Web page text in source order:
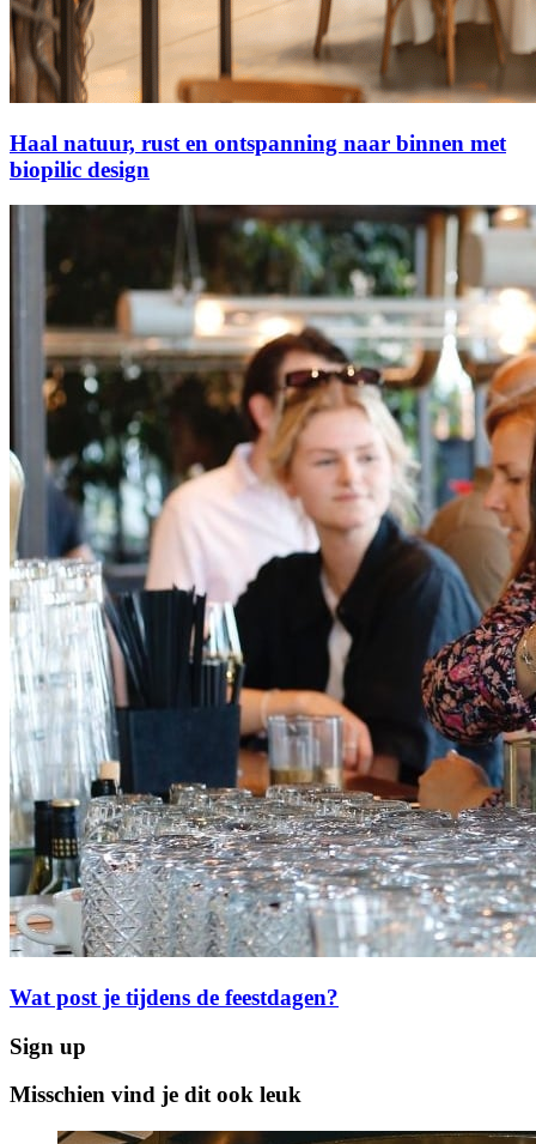
Haal natuur, rust en ontspanning naar binnen met
biopilic design
Wat post je tijdens de feestdagen?
Sign up
Misschien vind je dit ook leuk